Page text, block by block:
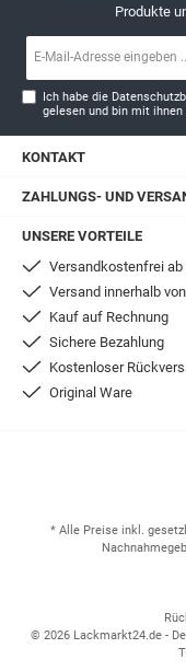
Produkte
Ich habe die
gelesen und bin mit ihnen
KONTAKT
ZAHLUNGS- UND
UNSERE VORTEILE
Versandkostenfrei ab
Versand innerhalb
Kauf auf Rechnung
Sichere Bezahlung
Kostenloser
Original Ware
* Alle Preise inkl.
© 2026 Lackmarkt24.de -